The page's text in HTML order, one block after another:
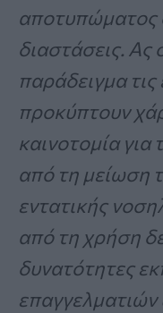
αποτυπώματος
διαστάσεις. Ας
παράδειγμα
προκύπτουν
καινοτομία
από τη μείωση
εντατικής
από τη χρήση
δυνατότητες
επαγγελματιών